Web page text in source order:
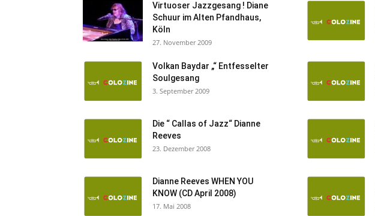
Virtuoser Jazzgesang ! Diane
Schuur im Alten Pfandhaus,
Köln
27. November 2009
Volkan Baydar „“ Entfesselter
Soulgesang
3. September 2009
Die “ Callas of Jazz“ Dianne
Reeves
23. Dezember 2008
Dianne Reeves WHEN YOU
KNOW (CD April 2008)
17. Mai 2008